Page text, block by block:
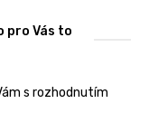
pro Vás to
s rozhodnutím